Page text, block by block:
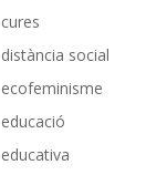
cures
distància social
ecofeminisme
educació
educativa